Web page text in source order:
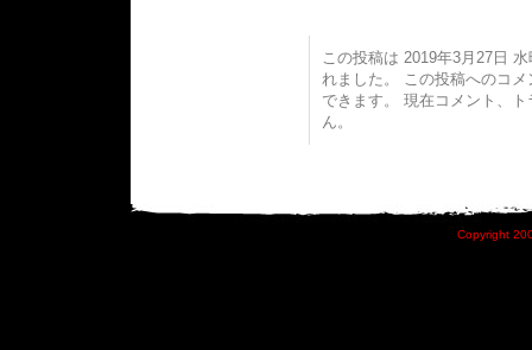
この投稿は 2019年3月27日
れました。 この投稿へのコ
できます。 現在コメント、
ん。
Copyright